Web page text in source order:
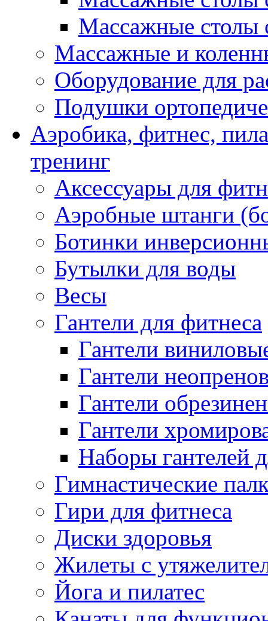
Массажные столы
Массажные и
Оборудование для
Подушки
Аэробика, фитнес,
тренинг
Аксессуары для
Аэробные штанги
Ботинки
Бутылки для воды
Весы
Гантели для фитнеса
Гантели
Гантели
Гантели
Гантели
Наборы гантелей
Гимнастические
Гири для фитнеса
Диски здоровья
Жилеты с
Йога и пилатес